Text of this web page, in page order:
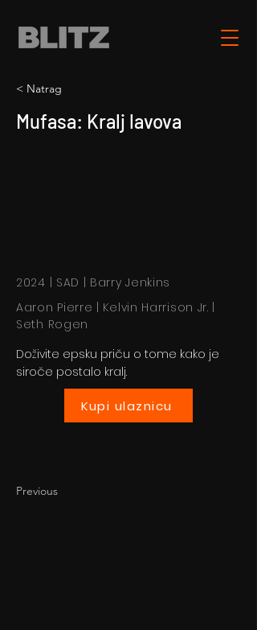
< Natrag
Mufasa: Kralj lavova
2024 | SAD | Barry Jenkins
Aaron Pierre | Kelvin Harrison Jr. |
Seth Rogen
Doživite epsku priču o tome kako je
siroče postalo kralj.
Kupi ulaznicu
Previous